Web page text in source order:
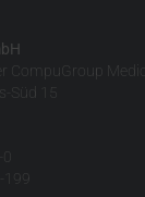
CompuGroup
Süd 15
199